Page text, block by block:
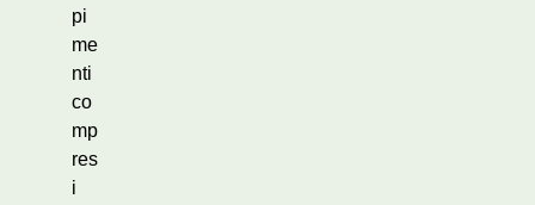
pi
me
nti
co
mp
res
i